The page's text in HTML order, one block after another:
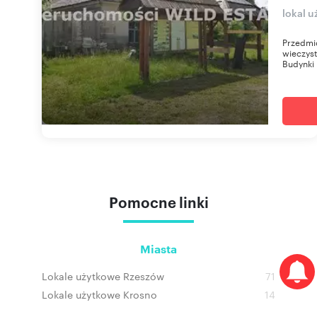
lokal
Pomocne linki
Miasta
Lokale użytkowe Rzeszów
71
Lokale użytkowe Krosno
14